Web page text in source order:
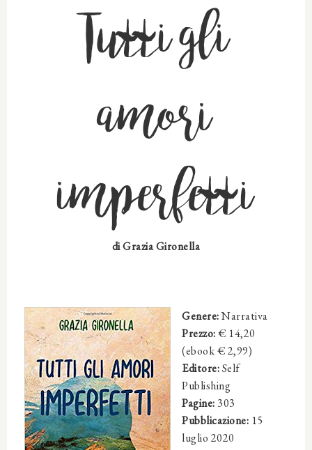
Tutti gli
amori
imperfetti
diGrazia Gironella
Genere:Narrativa
Prezzo:€ 14,20
(ebook € 2,99)
Editore:Self
Publishing
Pagine: 303
Pubblicazione: 15
luglio 2020